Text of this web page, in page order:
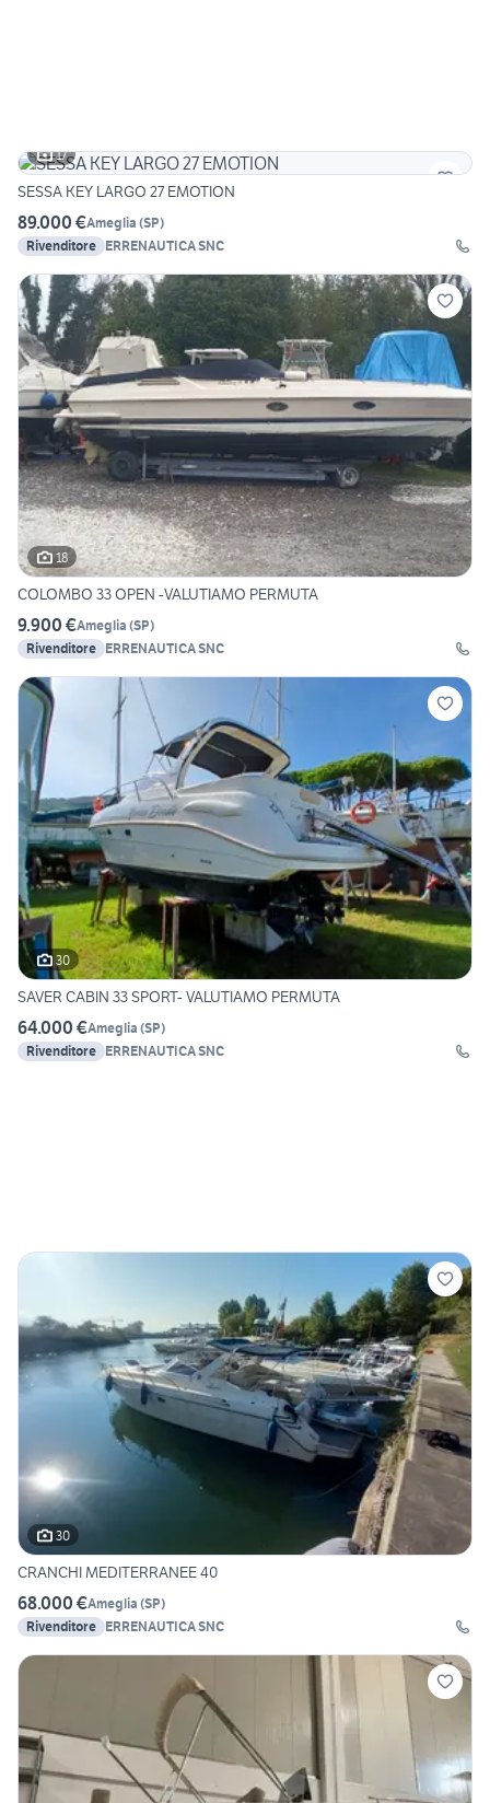
17
SESSA KEY LARGO 27 EMOTION
89.000 €Ameglia (SP)
Rivenditore ERRENAUTICA SNC
18
COLOMBO 33 OPEN -VALUTIAMO PERMUTA
9.900 €Ameglia (SP)
Rivenditore ERRENAUTICA SNC
30
SAVER CABIN 33 SPORT- VALUTIAMO PERMUTA
64.000 €Ameglia (SP)
Rivenditore ERRENAUTICA SNC
30
CRANCHI MEDITERRANEE 40
68.000 €Ameglia (SP)
Rivenditore ERRENAUTICA SNC